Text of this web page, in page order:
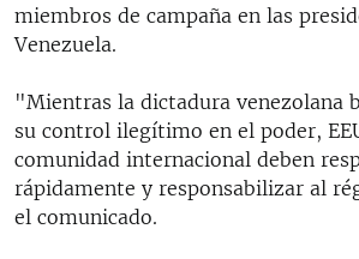
miembros de campaña en las
Venezuela.
"Mientras la dictadura venezolana
su control ilegítimo en el poder,
comunidad internacional deben
rápidamente y responsabilizar al
el comunicado.